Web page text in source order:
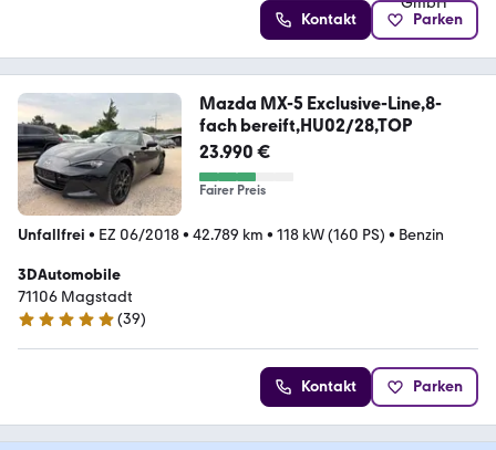
Kontakt Parken
Mazda MX-5 Exclusive-Line,8-
fach bereift,HU02/28,TOP
23.990 €
Fairer Preis
Unfallfrei • EZ 06/2018• 42.789 km • 118 kW (160 PS) • Benzin
3DAutomobile
71106 Magstadt
5 Sterne
(39)
Kontakt Parken